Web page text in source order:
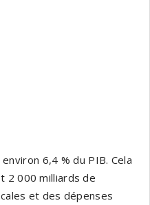
6,4 % du PIB. Cela
2 000 milliards de
et des dépenses